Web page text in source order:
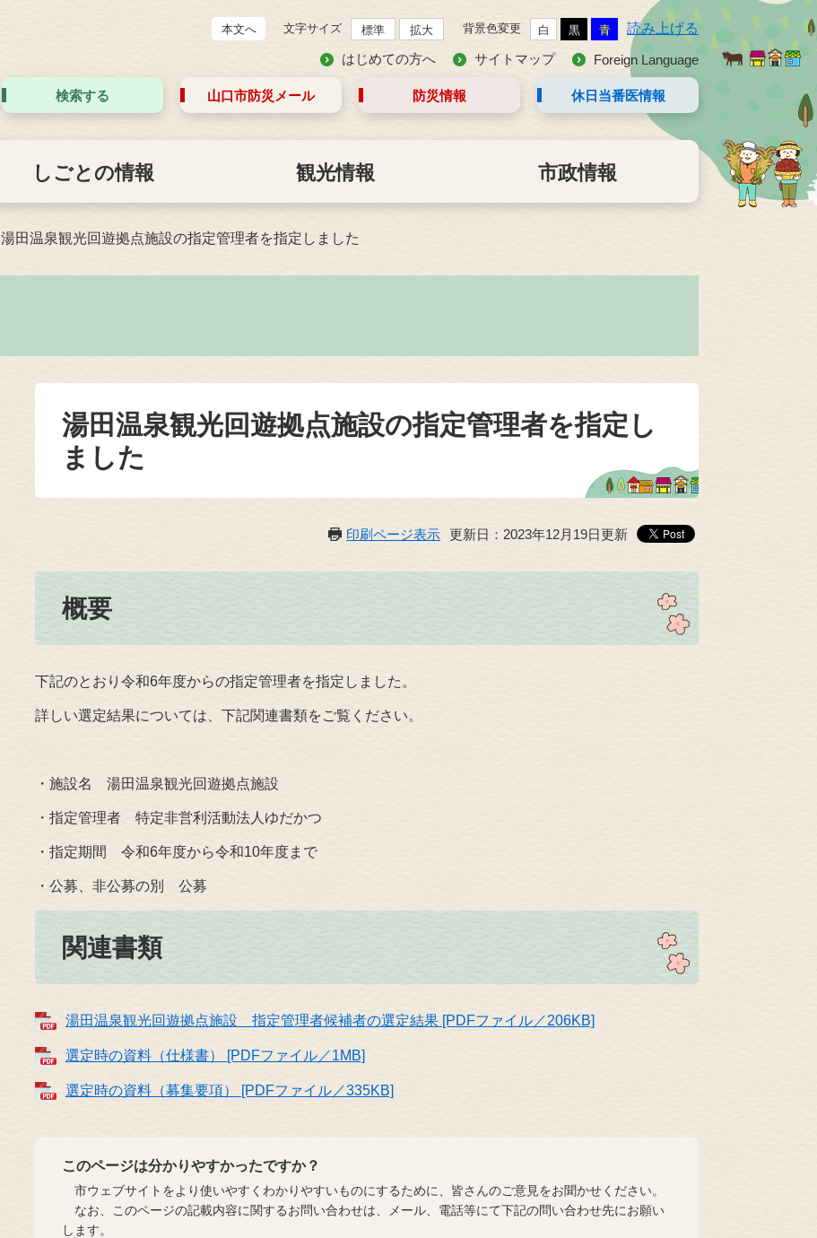
本文へ 文字サイズ 標準 拡大 背景色変更 白 黒 青 読み上げる
はじめての方へ サイトマップ Foreign Language
検索する 山口市防災 メール 防災情報 休日当番医情報
しごとの情報 観光情報 市政情報
湯田温泉観光回遊拠点施設の指定管理者を指定しました
湯田温泉観光回遊拠点施設の指定管理者を指定し
ました
印刷ページ表示 更新日：2023年12月19日更新
概要
下記のとおり令和6年度からの指定管理者を指定しました。
詳しい選定結果については、下記関連書類をご覧ください。
・施設名 湯田温泉観光回遊拠点施設
・指定管理者 特定非営利活動法人ゆだかつ
・指定期間 令和6年度から令和10年度まで
・公募、非公募の別 公募
関連書類
湯田温泉観光回遊拠点施設 指定管理者候補者の選定結果 [PDFファイル／206KB]
選定時の資料（仕様書） [PDFファイル／1MB]
選定時の資料（募集要項） [PDFファイル／335KB]
このページは分かりやすかったですか？
市ウェブサイトをより使いやすくわかりやすいものにするために、皆さんのご意見をお聞かせください。
なお、このページの記載内容に関するお問い合わせは、メール、電話等にて下記の問い合わせ先にお願い
します。